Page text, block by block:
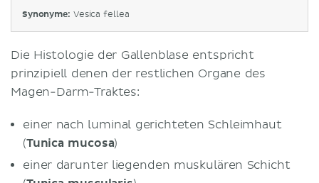
Synonyme: Vesica fellea
Die Histologie der Gallenblase entspricht
prinzipiell denen der restlichen Organe des
Magen-Darm-Traktes:
einer nach luminal gerichteten Schleimhaut
(Tunica mucosa)
einer darunter liegenden muskulären Schicht